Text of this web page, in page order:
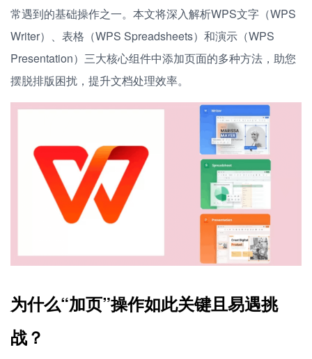
常遇到的基础操作之一。本文将深入解析WPS文字（WPS
Writer）、表格（WPS Spreadsheets）和演示（WPS
Presentation）三大核心组件中添加页面的多种方法，助您
摆脱排版困扰，提升文档处理效率。
为什么“加页”操作如此关键且易遇挑
战？